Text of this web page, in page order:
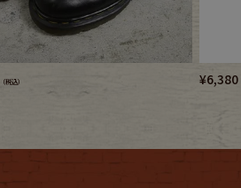
（税込） ¥6,380